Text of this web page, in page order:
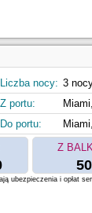
Liczba nocy: 3
Z portu:
Do portu:
Z
ubezpieczenia i opłat